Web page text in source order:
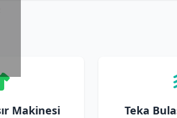
Makinesi
Teka